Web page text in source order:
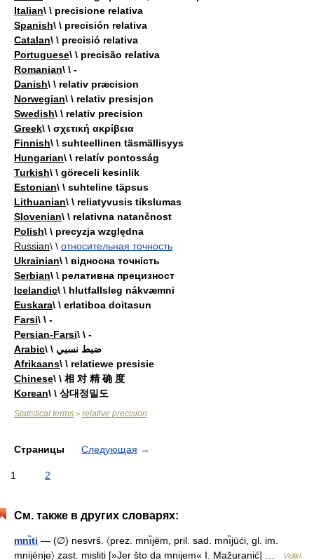
Italian\ \ precisione relativa
Spanish\ \ precisión relativa
Catalan\ \ precisió relativa
Portuguese\ \ precisão relativa
Romanian\ \ -
Danish\ \ relativ præcision
Norwegian\ \ relativ presisjon
Swedish\ \ relativ precision
Greek\ \ σχετική ακρίβεια
Finnish\ \ suhteellinen täsmällisyys
Hungarian\ \ relatív pontosság
Turkish\ \ göreceli kesinlik
Estonian\ \ suhteline täpsus
Lithuanian\ \ reliatyvusis tikslumas
Slovenian\ \ relativna natančnost
Polish\ \ precyzja względna
Russian\ \ относительная точность
Ukrainian\ \ відносна точність
Serbian\ \ релативна прецизност
Icelandic\ \ hlutfallsleg nákvæmni
Euskara\ \ erlatiboa doitasun
Farsi\ \ -
Persian-Farsi\ \ -
Arabic
\ \ ضبط نسبي
Afrikaans\ \ relatiewe presisie
Chinese\ \ 相 对 精 确 度
Korean\ \ 상대정밀도
Statistical terms > relative precision
Страницы Следующая →
1 2
См. также в других словарях:
mnı̏ti — (∅) nesvrš. 〈prez. mnı̏jēm, pril. sad. mnı̏jūći, gl. im.
mnijénje〉 zast. misliti [»Jer što da mnijem« I. Mažuranić] …
Veliki